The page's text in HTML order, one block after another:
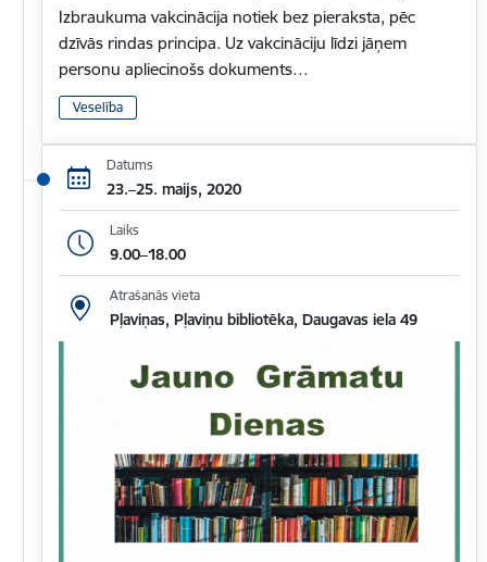
Izbraukuma vakcinācija notiek bez pieraksta, pēc
dzīvās rindas principa. Uz vakcināciju līdzi jāņem
personu apliecinošs dokuments…
Veselība
Datums
23.–25. maijs, 2020
Laiks
9.00–18.00
Atrašanās vieta
Pļaviņas, Pļaviņu bibliotēka, Daugavas iela 49